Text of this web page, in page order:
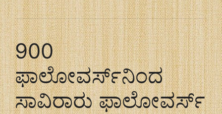
900
ಫಾಲೋವರ್ಸ್‌ನಿಂದ
ಸಾವಿರಾರು ಫಾಲೋವರ್ಸ್